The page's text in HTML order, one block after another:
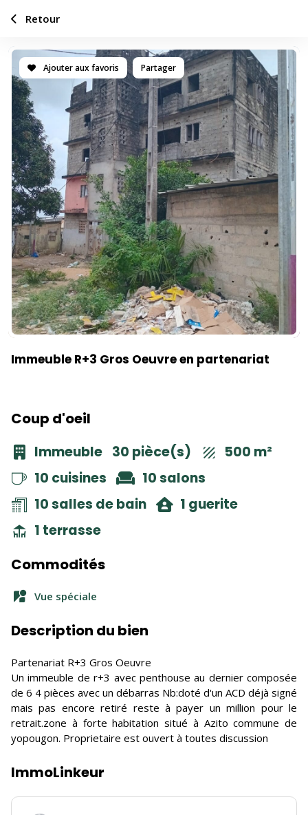
Ajouter aux favoris Partager
Immeuble R+3 Gros Oeuvre en partenariat
Coup d'oeil
Immeuble 30 pièce(s)
500 m²
10 cuisines
10 salons
10 salles de bain
1 guerite
1 terrasse
Commodités
Vue spéciale
Description du bien
Partenariat R+3 Gros Oeuvre
Un immeuble de r+3 avec penthouse au dernier composée
de 6 4 pièces avec un débarras Nb:doté d'un ACD déjà signé
mais pas encore retiré reste à payer un million pour le
retrait.zone à forte habitation situé à Azito commune de
yopougon. Proprietaire est ouvert à toutes discussion
ImmoLinkeur
Retour